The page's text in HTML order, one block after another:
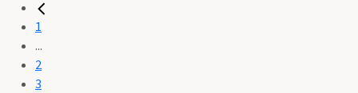
1
...
2
3